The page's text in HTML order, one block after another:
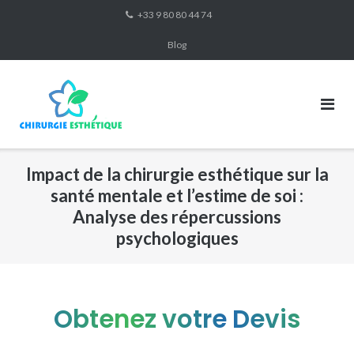
+33 9 80 80 44 74
Blog
Impact de la chirurgie esthétique sur la
santé mentale et l’estime de soi :
Analyse des répercussions
psychologiques
Obtenez votre Devis